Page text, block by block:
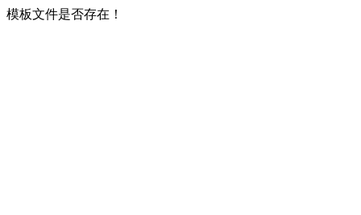
模板文件是否存在！